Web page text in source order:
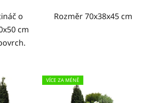
o
cm
Rozměr 70x38x45 cm
VÍCE ZA MÉNĚ